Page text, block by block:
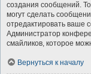
создания сообщений.
могут сделать
отредактировать ваше
Администратор
смайликов, которое
Вернуться к началу